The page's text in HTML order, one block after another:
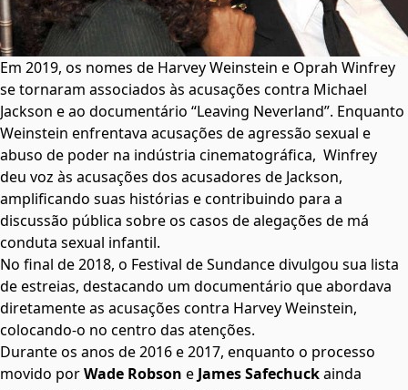
Em 2019, os nomes de Harvey Weinstein e Oprah Winfrey
se tornaram associados às acusações contra Michael
Jackson e ao documentário “Leaving Neverland”. Enquanto
Weinstein enfrentava acusações de agressão sexual e
abuso de poder na indústria cinematográfica, Winfrey
deu voz às acusações dos acusadores de Jackson,
amplificando suas histórias e contribuindo para a
discussão pública sobre os casos de alegações de má
conduta sexual infantil.
No final de 2018, o Festival de Sundance divulgou sua lista
de estreias, destacando um documentário que abordava
diretamente as acusações contra Harvey Weinstein,
colocando-o no centro das atenções.
Durante os anos de 2016 e 2017, enquanto o processo
movido porWade Robson e James Safechuckainda